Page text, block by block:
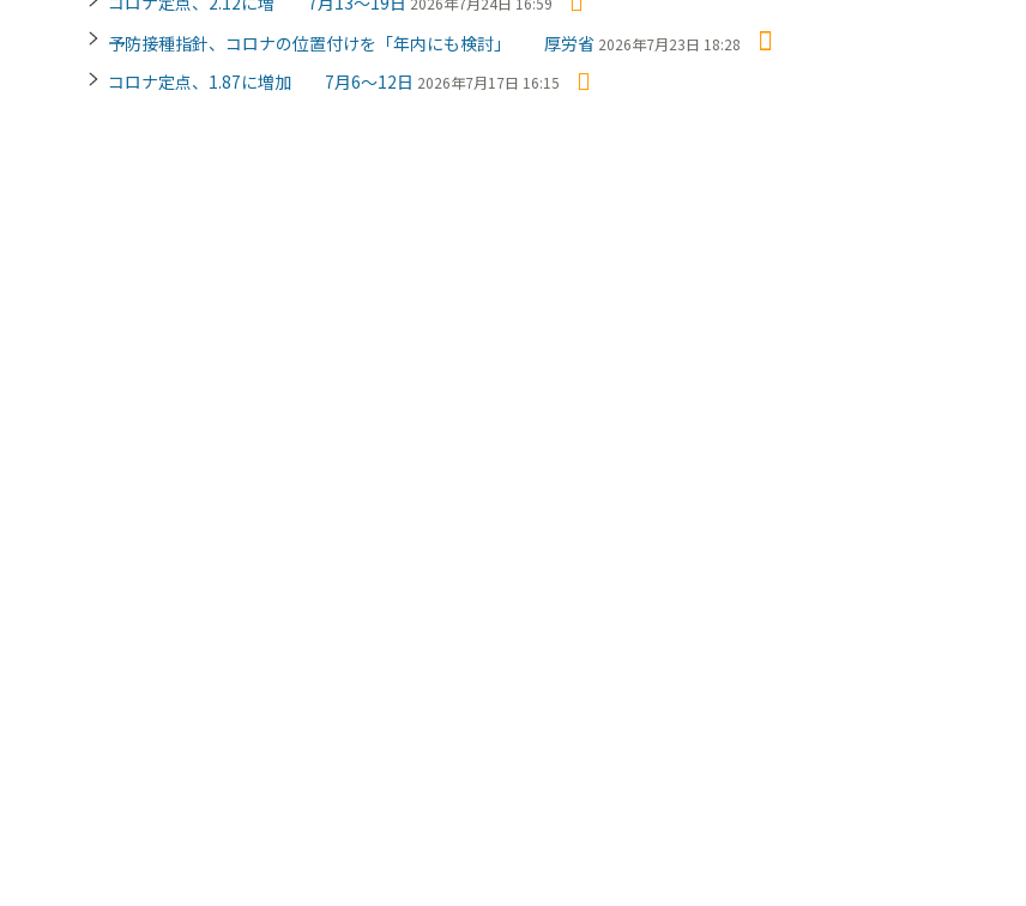
予防接種指針、コロナの位置付けを「年内にも検討」 厚労省 2026年7月23日 18:28
コロナ定点、1.87に増加 7月6～12日 2026年7月17日 16:15